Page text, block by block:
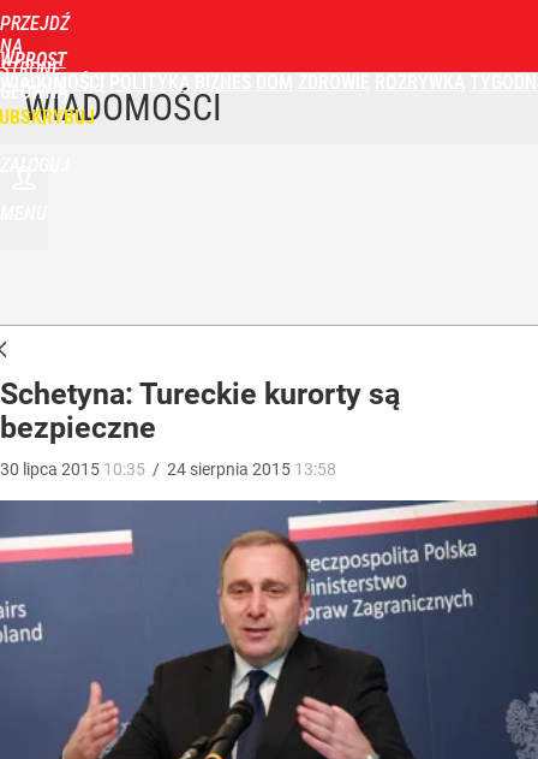
PRZEJDŹ
NA
STRONĘ
GŁÓWNĄ
WPROST
POLITYKA
WIADOMOŚCI
Schetyna: Tureckie kurorty są
bezpieczne
30 lipca 2015 10:35 / 24 sierpnia 2015 13:58